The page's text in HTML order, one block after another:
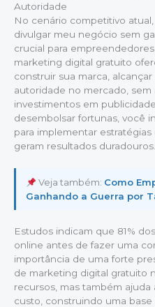
Autoridade
No cenário competitivo
divulgar meu negócio sem
crucial para
marketing digital gratuito
construir sua marca,
autoridade no mercado,
investimentos em
desembolsar fortunas, você
para implementar
geram resultados duradouros.
Veja também: Como
Ganhando a Guerra por
Estudos indicam que 81%
online antes de fazer uma
importância de uma forte
de marketing digital gratuito
recursos, mas também
custo, construindo uma